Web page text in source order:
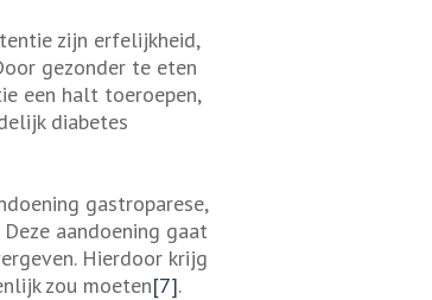
zijn erfelijkheid,
gezonder te eten
een halt toeroepen,
diabetes
gastroparese,
aandoening gaat
Hierdoor krijg
zou moeten[7].